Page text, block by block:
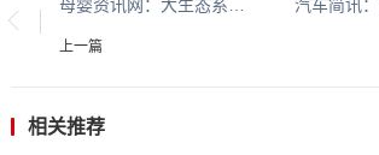
上一篇
相关推荐